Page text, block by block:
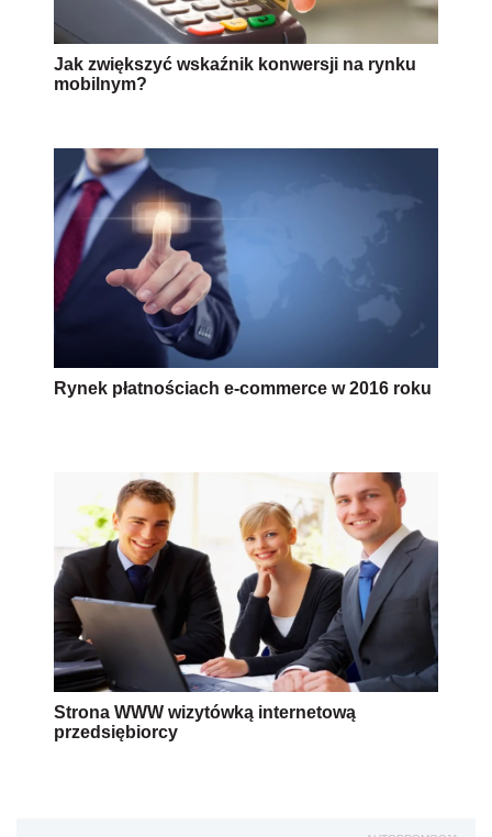
Jak zwiększyć wskaźnik konwersji na rynku
mobilnym?
Rynek płatnościach e-commerce w 2016 roku
Strona WWW wizytówką internetową
przedsiębiorcy